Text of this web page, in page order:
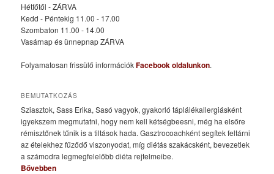
Hétfőtől - ZÁRVA
Kedd - Péntekig 11.00 - 17.00
Szombaton 11.00 - 14.00
Vasárnap és ünnepnap ZÁRVA
Folyamatosan frissülő információkFacebook oldalunkon.
BEMUTATKOZÁS
Sziasztok, Sass Erika, Sasó vagyok, gyakorló táplálékallergiásként
igyekszem megmutatni, hogy nem kell kétségbeesni, még ha elsőre
rémisztőnek tűnik is a tiltások hada. Gasztrocoachként segítek feltárni
az ételekhez fűződő viszonyodat, míg diétás szakácsként, bevezetlek
a számodra legmegfelelőbb diéta rejtelmeibe.
Bővebben